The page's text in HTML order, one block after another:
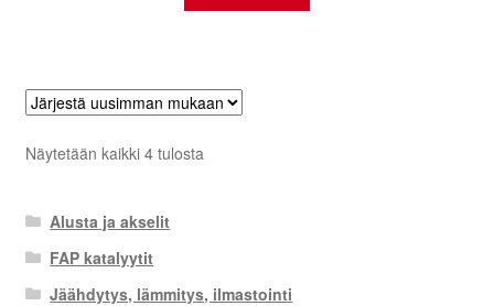
Näytetään kaikki 4 tulostaSorted
Alusta ja akselit
FAP katalyytit
Jäähdytys, lämmitys, ilmastointi